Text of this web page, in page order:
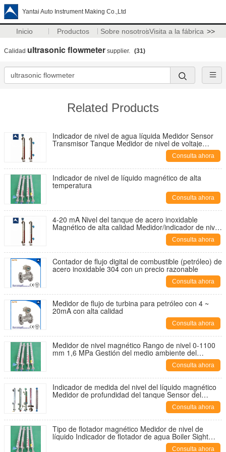
Yantai Auto Instrument Making Co.,Ltd
Inicio Productos Sobre nosotrosVisita a la fábrica >>
Calidad ultrasonic flowmeter supplier. (31)
Related Products
Indicador de nivel de agua líquida Medidor Sensor
Transmisor Tanque Medidor de nivel de voltaje
magnético para combustible de petróleo diesel
Consulta ahora
Indicador de nivel de líquido magnético de alta
temperatura
Consulta ahora
4-20 mA Nivel del tanque de acero inoxidable
Magnético de alta calidad Medidor/indicador de nivel
Consulta ahora
Contador de flujo digital de combustible (petróleo) de
acero inoxidable 304 con un precio razonable
Consulta ahora
Medidor de flujo de turbina para petróleo con 4 ~
20mA con alta calidad
Consulta ahora
Medidor de nivel magnético Rango de nivel 0-1100
mm 1,6 MPa Gestión del medio ambiente del
tratamiento de agua Flange DN20 DN25 DN50
Consulta ahora
Indicador de medida del nivel del líquido magnético
Medidor de profundidad del tanque Sensor del
transmisor Medidor del medidor Indicador de medida
4-20 MA Nivel de flotación magnética Consulta ahora
Tipo de flotador magnético Medidor de nivel de
líquido Indicador de flotador de agua Boiler Sight
Consulta ahora